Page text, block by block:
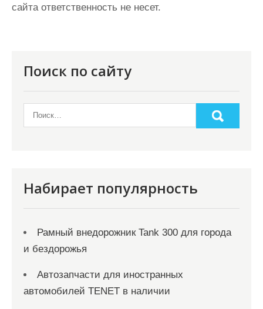
сайта ответственность не несет.
Поиск по сайту
Набирает популярность
Рамный внедорожник Tank 300 для города
и бездорожья
Автозапчасти для иностранных
автомобилей TENET в наличии